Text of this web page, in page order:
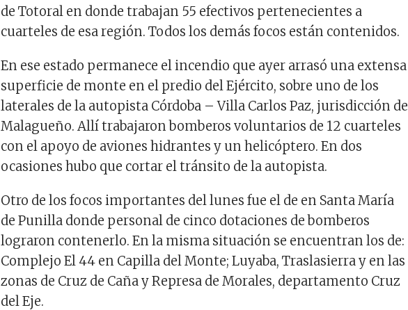
de Totoral en donde trabajan 55 efectivos pertenecientes a
cuarteles de esa región. Todos los demás focos están contenidos.
En ese estado permanece el incendio que ayer arrasó una extensa
superficie de monte en el predio del Ejército, sobre uno de los
laterales de la autopista Córdoba – Villa Carlos Paz, jurisdicción de
Malagueño. Allí trabajaron bomberos voluntarios de 12 cuarteles
con el apoyo de aviones hidrantes y un helicóptero. En dos
ocasiones hubo que cortar el tránsito de la autopista.
Otro de los focos importantes del lunes fue el de en Santa María
de Punilla donde personal de cinco dotaciones de bomberos
lograron contenerlo. En la misma situación se encuentran los de:
Complejo El 44 en Capilla del Monte; Luyaba, Traslasierra y en las
zonas de Cruz de Caña y Represa de Morales, departamento Cruz
del Eje.